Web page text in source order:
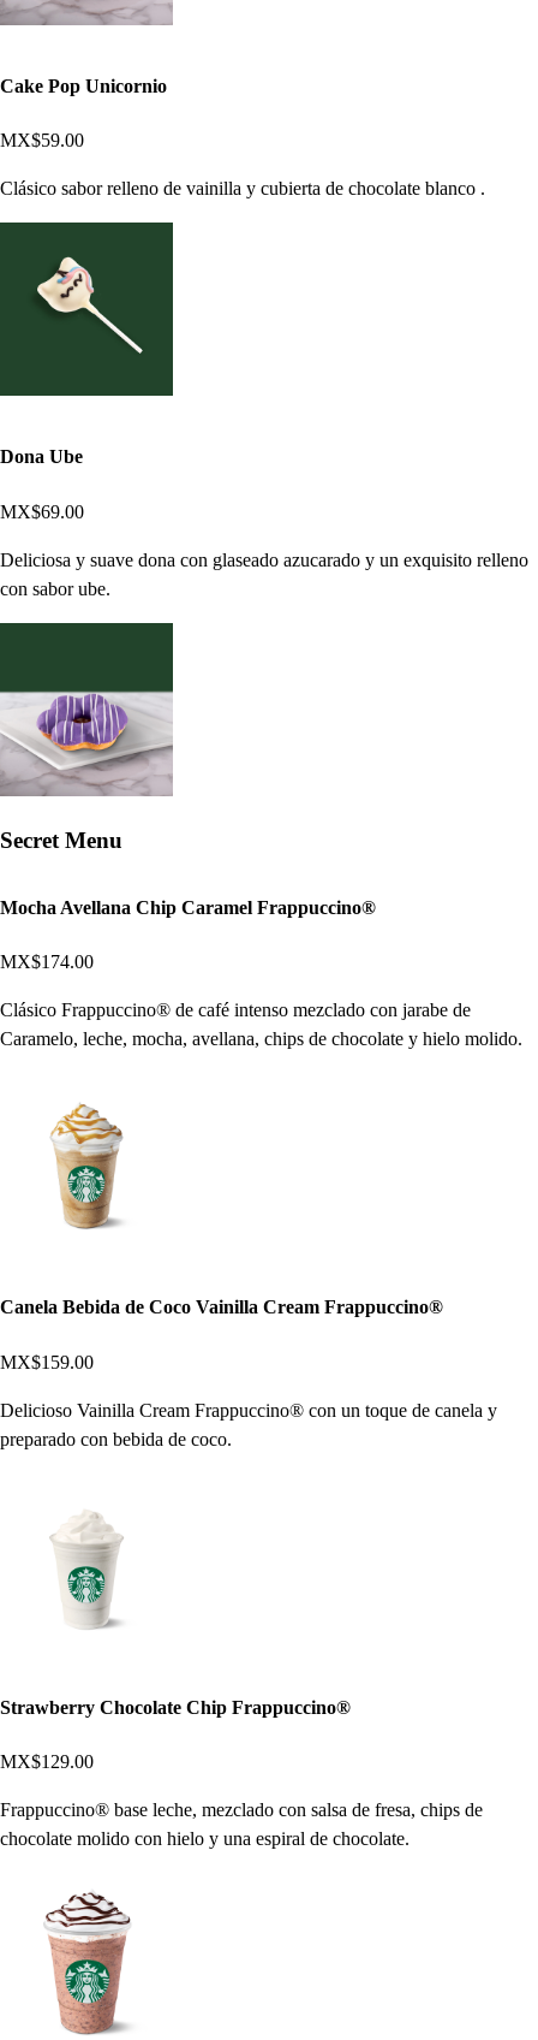
Cake Pop Unicornio
MX$59.00
Clásico sabor relleno de vainilla y cubierta de chocolate blanco .
Dona Ube
MX$69.00
Deliciosa y suave dona con glaseado azucarado y un exquisito relleno
con sabor ube.
Secret Menu
Mocha Avellana Chip Caramel Frappuccino®
MX$174.00
Clásico Frappuccino® de café intenso mezclado con jarabe de
Caramelo, leche, mocha, avellana, chips de chocolate y hielo molido.
Canela Bebida de Coco Vainilla Cream Frappuccino®
MX$159.00
Delicioso Vainilla Cream Frappuccino® con un toque de canela y
preparado con bebida de coco.
Strawberry Chocolate Chip Frappuccino®
MX$129.00
Frappuccino® base leche, mezclado con salsa de fresa, chips de
chocolate molido con hielo y una espiral de chocolate.